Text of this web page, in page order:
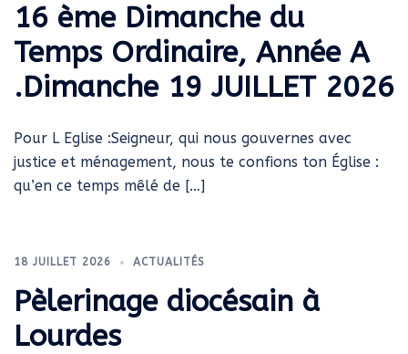
16 ème Dimanche du
Temps Ordinaire, Année A
.Dimanche 19 JUILLET 2026
Pour L Eglise :Seigneur, qui nous gouvernes avec
justice et ménagement, nous te confions ton Église :
qu’en ce temps mêlé de […]
18 JUILLET 2026 ACTUALITÉS
Pèlerinage diocésain à
Lourdes